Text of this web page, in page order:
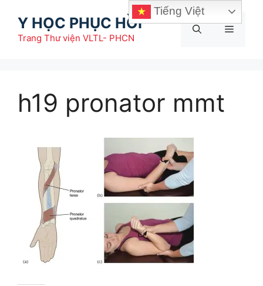
Y HỌC PHỤC HỒI
Trang Thư viện VLTL- PHCN
Menu
h19 pronator mmt
Tiếng Việt